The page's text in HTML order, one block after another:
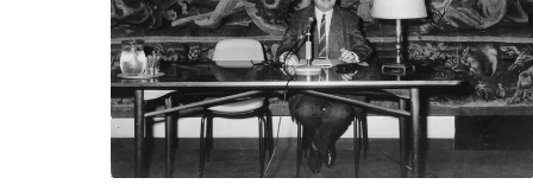
veranstaltungen
fragen & hilfe
unterstützen